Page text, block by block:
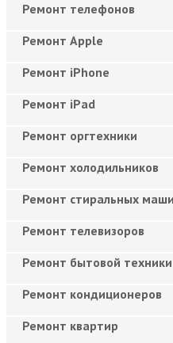
Ремонт телефонов
Ремонт Apple
Ремонт iPhone
Ремонт iPad
Ремонт оргтехники
Ремонт холодильников
Ремонт стиральных
Ремонт телевизоров
Ремонт бытовой техники
Ремонт кондиционеров
Ремонт квартир